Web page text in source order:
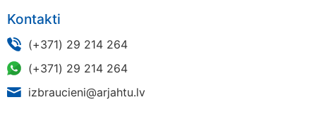
Kontakti
(+371) 29 214 264
(+371) 29 214 264
izbraucieni@arjahtu.lv